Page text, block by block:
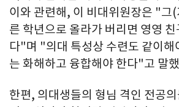
이와 관련해, 이 비대위원장은 "그
른 학년으로 올라가 버리면 영영 친
다"며 "의대 특성상 수련도 같이해
는 화해하고 융합해야 한다"고 말
한편, 의대생들의 형님 격인 전공